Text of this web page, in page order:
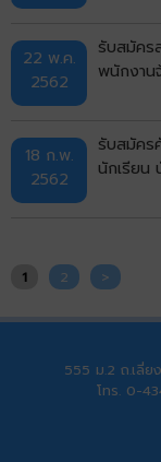
22 พ.ค.
2562
รับสมัคร
พนักงาน
18 ก.พ.
2562
รับสมัคร
นักเรียน
1 2 >
555 ม.2 ถ.เลี่
โทร. 0-